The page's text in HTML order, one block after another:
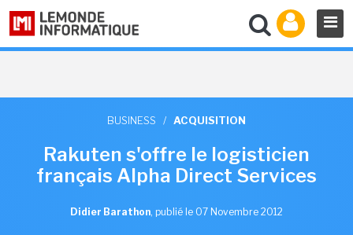
BUSINESS / ACQUISITION
Rakuten s'offre le logisticien
français Alpha Direct Services
Didier Barathon, publié le 07 Novembre 2012